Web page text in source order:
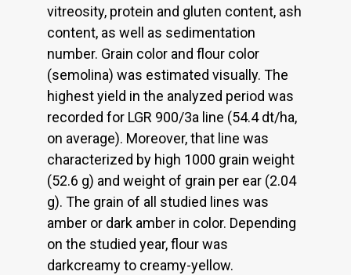
vitreosity, protein and gluten content, ash
content, as well as sedimentation
number. Grain color and flour color
(semolina) was estimated visually. The
highest yield in the analyzed period was
recorded for LGR 900/3a line (54.4 dt/ha,
on average). Moreover, that line was
characterized by high 1000 grain weight
(52.6 g) and weight of grain per ear (2.04
g). The grain of all studied lines was
amber or dark amber in color. Depending
on the studied year, flour was
darkcreamy to creamy-yellow.